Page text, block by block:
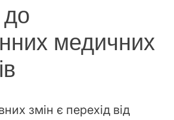
медичних
змін є перехід від